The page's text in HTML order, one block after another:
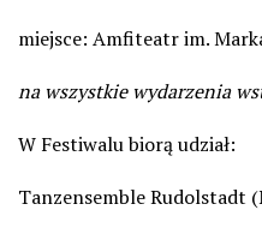
miejsce: Amfiteatr im.
na wszystkie wydarzenia
W Festiwalu biorą udział:
Tanzensemble Rudolstadt